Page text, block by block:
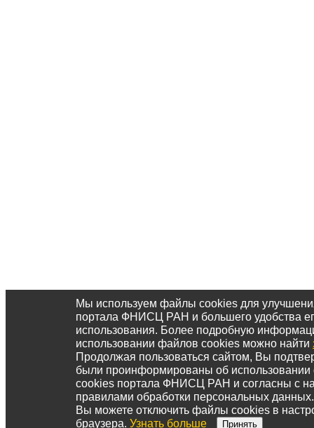
Мы используем файлы cookies для
портала ФНИСЦ РАН и большего удобства
использования. Более подробную
использовании файлов cookies можно найти
Продолжая пользоваться сайтом, Вы
были проинформированы об
cookies портала ФНИСЦ РАН и согласны с
правилами обработки персональных данных.
Вы можете отключить файлы cookies в
браузера. Узнать больше Принять